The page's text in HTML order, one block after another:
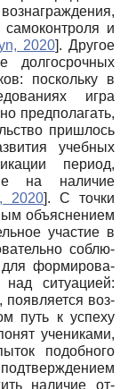
и
2020]. Другое
долгосрочных
поскольку в
игра
предполагать,
пришлось
учебных
период,
на наличие
2020]. С точки
объяснением
участие в
соблю-
для формирова-
ситуацией:
воз-
путь к успеху
учениками,
подобного
наличие от-